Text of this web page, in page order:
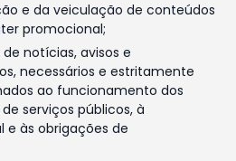
e da veiculação de conteúdos
promocional;
notícias, avisos e
necessários e estritamente
ao funcionamento dos
serviços públicos, à
às obrigações de